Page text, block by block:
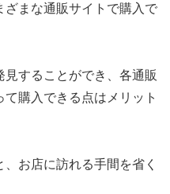
ざまな通販サイトで購入で
することができ、各通販
購入できる点はメリット
お店に訪れる手間を省く